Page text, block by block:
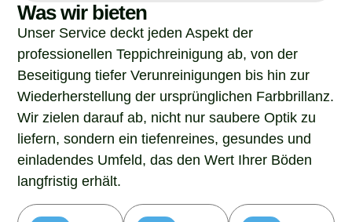
Was wir bieten
Unser Service deckt jeden Aspekt der
professionellen Teppichreinigung ab, von der
Beseitigung tiefer Verunreinigungen bis hin zur
Wiederherstellung der ursprünglichen Farbbrillanz.
Wir zielen darauf ab, nicht nur saubere Optik zu
liefern, sondern ein tiefenreines, gesundes und
einladendes Umfeld, das den Wert Ihrer Böden
langfristig erhält.